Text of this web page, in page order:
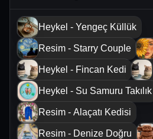
Heykel - Yengeç Küllük
Resim - Starry Couple
Heykel - Fincan Kedi
Heykel - Su Samuru Takılık
Resim - Alaçatı Kedisi
Resim - Denize Doğru